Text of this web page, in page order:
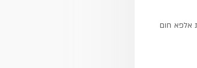
אלפא חום